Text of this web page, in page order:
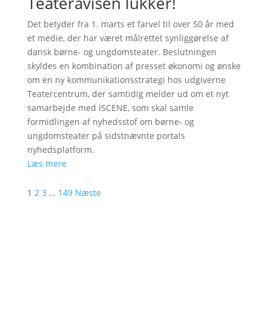
Det betyder fra 1. marts et farvel til over 50 år med
et medie, der har været målrettet synliggørelse af
dansk børne- og ungdomsteater. Beslutningen
skyldes en kombination af presset økonomi og ønske
om en ny kommunikationsstrategi hos udgiverne
Teatercentrum, der samtidig melder ud om et nyt
samarbejde med ISCENE, som skal samle
formidlingen af nyhedsstof om børne- og
ungdomsteater på sidstnævnte portals
nyhedsplatform.
Læs mere
1 2 3 … 149 Næste